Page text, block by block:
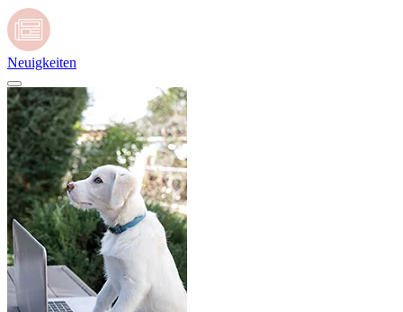
Neuigkeiten